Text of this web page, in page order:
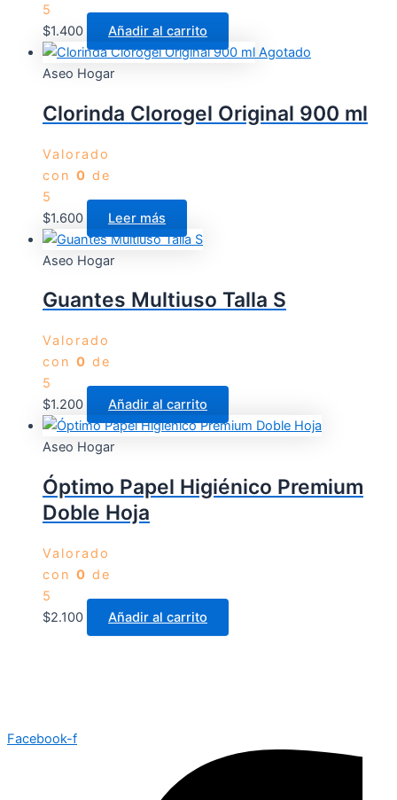
5
$1.400
Añadir al carrito
Agotado
Aseo Hogar
Clorinda Clorogel Original 900 ml
Valorado
con 0 de
5
$1.600 Leer más
Aseo Hogar
Guantes Multiuso Talla S
Valorado
con 0 de
5
$1.200 Añadir al carrito
Aseo Hogar
Óptimo Papel Higiénico Premium
Doble Hoja
Valorado
con 0 de
5
$2.100 Añadir al carrito
Facebook-f